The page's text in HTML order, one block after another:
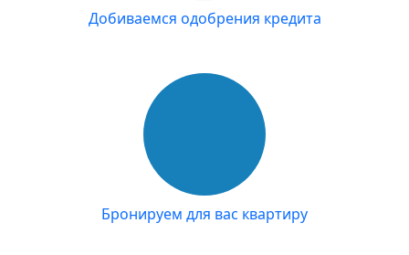
Добиваемся одобрения кредита
Бронируем для вас квартиру